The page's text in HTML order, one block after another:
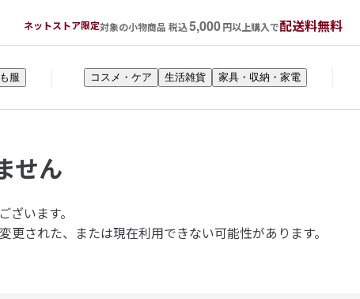
ネットストア限定対象の小物商品 税込5,000円以上購入で配送料無料
服 コスメ・ケア 生活雑貨 家具・収納・家電
せん
います。
された、または現在利用できない可能性があります。